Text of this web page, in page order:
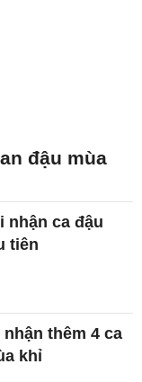
đậu mùa
nhận ca đậu
tiên
nhận thêm 4 ca
khỉ